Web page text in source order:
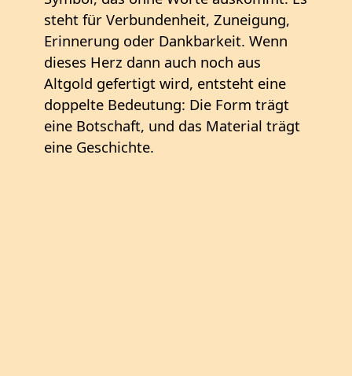
steht für Verbundenheit, Zuneigung,
Erinnerung oder Dankbarkeit. Wenn
dieses Herz dann auch noch aus
Altgold gefertigt wird, entsteht eine
doppelte Bedeutung: Die Form trägt
eine Botschaft, und das Material trägt
eine Geschichte.